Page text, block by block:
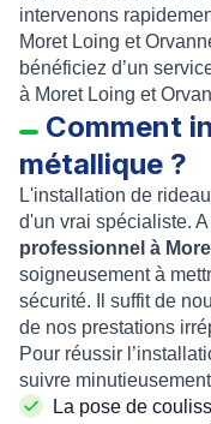
intervenons
Moret Loing et
bénéficiez d’un
à Moret Loing et
Comment
métallique ?
L'installation de
d'un vrai spécialiste.
professionnel à
soigneusement à
sécurité. Il suffit de
de nos prestations
Pour réussir l’
suivre
La pose de